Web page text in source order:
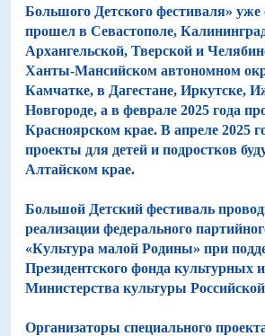
Большого Детского фестиваля» уже
прошел в Севастополе,
Архангельской, Тверской и
Ханты-Мансийском автономном
Камчатке, в Дагестане, Иркутске,
Новгороде, а в феврале 2025 года
Красноярском крае. В апреле 2025
проекты для детей и подростков
Алтайском крае.
Большой Детский фестиваль
реализации федерального
«Культура малой Родины» при
Президентского фонда культурных
Министерства культуры
Организаторы специального